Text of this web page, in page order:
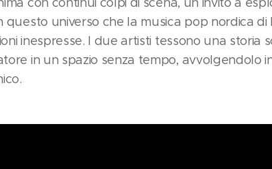
universo che la musica pop nordica di
inespresse. I due artisti tessono una storia
in un spazio senza tempo, avvolgendolo